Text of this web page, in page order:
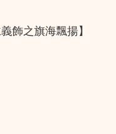
飾之旗海飄揚】